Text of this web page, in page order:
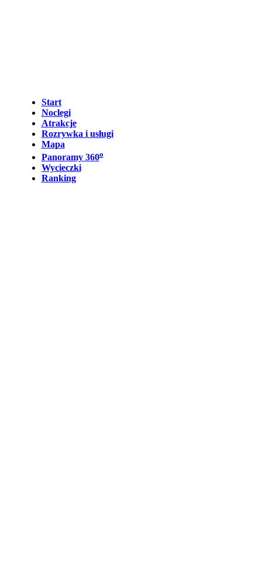
Start
Noclegi
Atrakcje
Rozrywka i usługi
Mapa
Panoramy 360o
Wycieczki
Ranking